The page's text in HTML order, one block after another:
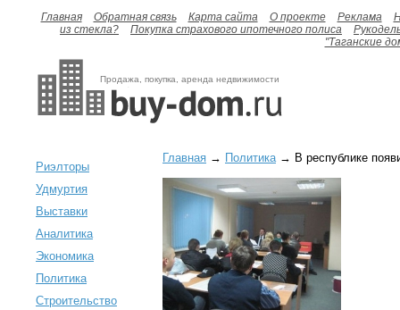
Главная Обратная связь Карта сайта О проекте Реклама
из стекла?
Покупка страхового ипотечного полиса
"Таганские
Продажа, покупка, аренда недвижимости
Риэлторы
Удмуртия
Выставки
Аналитика
Экономика
Политика
Строительство
Главная → Политика→ В республике